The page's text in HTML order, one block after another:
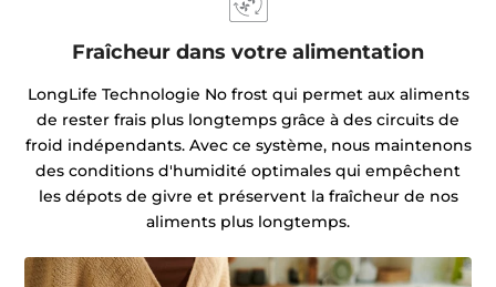
Fraîcheur dans votre alimentation
LongLife Technologie No frost qui permet aux aliments
de rester frais plus longtemps grâce à des circuits de
froid indépendants. Avec ce système, nous maintenons
des conditions d'humidité optimales qui empêchent
les dépots de givre et préservent la fraîcheur de nos
aliments plus longtemps.